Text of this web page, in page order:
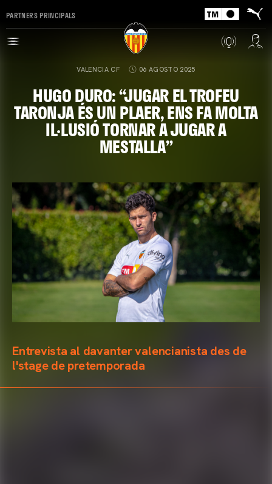
PARTNERS PRINCIPALS
VALENCIA CF 06 AGOSTO 2025
HUGO DURO: “JUGAR EL TROFEU
TARONJA ÉS UN PLAER, ENS FA MOLTA
IL·LUSIÓ TORNAR A JUGAR A
MESTALLA”
Entrevista al davanter valencianista des de
l'stage de pretemporada